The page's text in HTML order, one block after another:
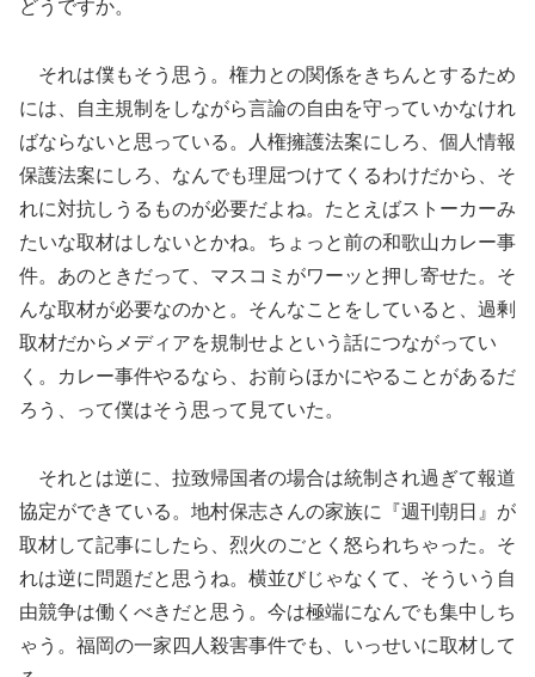
どうですか。
それは僕もそう思う。権力との関係をきちんとするため
には、自主規制をしながら言論の自由を守っていかなけれ
ばならないと思っている。人権擁護法案にしろ、個人情報
保護法案にしろ、なんでも理屈つけてくるわけだから、そ
れに対抗しうるものが必要だよね。たとえばストーカーみ
たいな取材はしないとかね。ちょっと前の和歌山カレー事
件。あのときだって、マスコミがワーッと押し寄せた。そ
んな取材が必要なのかと。そんなことをしていると、過剰
取材だからメディアを規制せよという話につながってい
く。カレー事件やるなら、お前らほかにやることがあるだ
ろう、って僕はそう思って見ていた。
それとは逆に、拉致帰国者の場合は統制され過ぎて報道
協定ができている。地村保志さんの家族に『週刊朝日』が
取材して記事にしたら、烈火のごとく怒られちゃった。そ
れは逆に問題だと思うね。横並びじゃなくて、そういう自
由競争は働くべきだと思う。今は極端になんでも集中しち
ゃう。福岡の一家四人殺害事件でも、いっせいに取材して